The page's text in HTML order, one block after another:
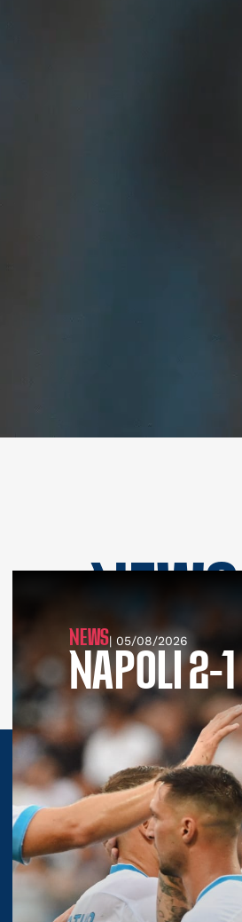
NEWS
NEWS| 05/08/2026
NAPOLI 2-